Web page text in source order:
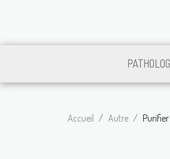
Accueil Autre